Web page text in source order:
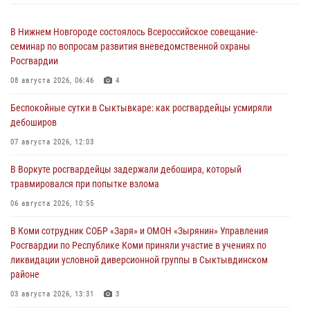
В Нижнем Новгороде состоялось Всероссийское совещание-
семинар по вопросам развития вневедомственной охраны
Росгвардии
08 августа 2026, 06:46 4
Беспокойные сутки в Сыктывкаре: как росгвардейцы усмиряли
дебоширов
07 августа 2026, 12:03
В Воркуте росгвардейцы задержали дебошира, который
травмировался при попытке взлома
06 августа 2026, 10:55
В Коми сотрудник СОБР «Заря» и ОМОН «Зырянин» Управления
Росгвардии по Республике Коми приняли участие в учениях по
ликвидации условной диверсионной группы в Сыктывдинском
районе
03 августа 2026, 13:31 3